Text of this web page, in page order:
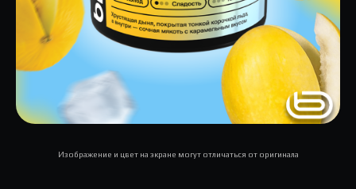
Изображение и цвет на экране могут отличаться от оригинала